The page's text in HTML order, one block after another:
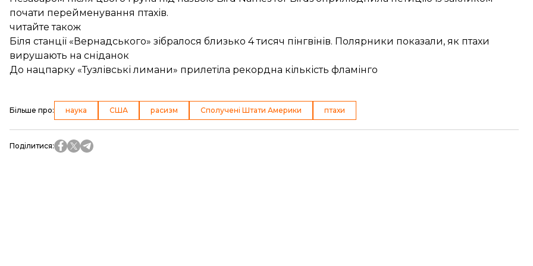
почати перейменування птахів.
читайте також
Біля станції «Вернадського» зібралося близько 4 тисяч пінгвінів. Полярники показали, як птахи
вирушають на сніданок
До нацпарку «Тузлівські лимани» прилетіла рекордна кількість фламінго
Більше про: наука США расизм Сполучені Штати Америки птахи
Поділитися: